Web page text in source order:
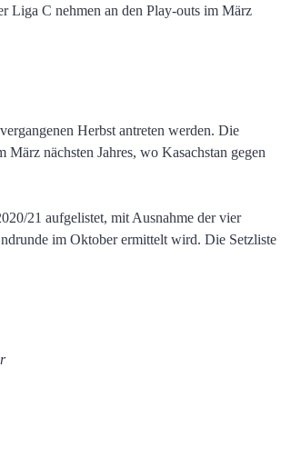
Liga C nehmen an den Play-outs im März
Herbst antreten werden. Die
nächsten Jahres, wo Kasachstan gegen
21 aufgelistet, mit Ausnahme der vier
im Oktober ermittelt wird. Die Setzliste